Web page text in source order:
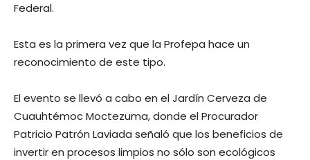
Federal.
Esta es la primera vez que la Profepa hace un
reconocimiento de este tipo.
El evento se llevó a cabo en el Jardín Cerveza de
Cuauhtémoc Moctezuma, donde el Procurador
Patricio Patrón Laviada señaló que los beneficios de
invertir en procesos limpios no sólo son ecológicos